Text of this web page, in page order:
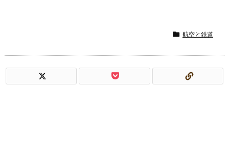
 航空と鉄道